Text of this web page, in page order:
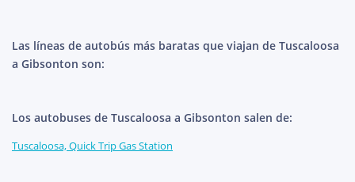
Las líneas de autobús más baratas que viajan de Tuscaloosa
a Gibsonton son:
Los autobuses de Tuscaloosa a Gibsonton salen de:
Tuscaloosa, Quick Trip Gas Station